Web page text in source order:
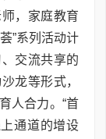
，家庭教育
”系列活动计
交流共享的
龙等形式，
人合力。“首
通道的增设